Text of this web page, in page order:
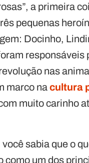
a primeira
pequenas
Docinho,
responsáveis
nas
marco nacultura
muito carinho
sabia que o
como um dos